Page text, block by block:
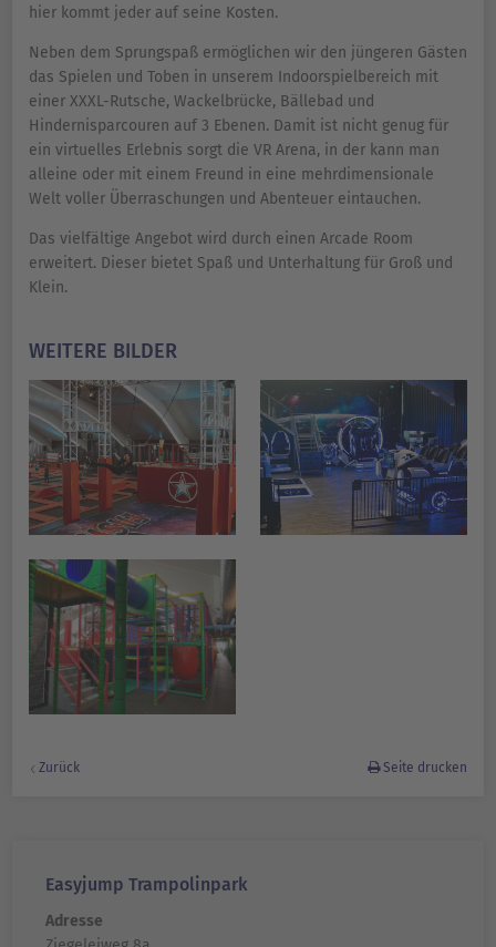
hier kommt jeder auf seine Kosten.
Neben dem Sprungspaß ermöglichen wir den jüngeren Gästen
das Spielen und Toben in unserem Indoorspielbereich mit
einer XXXL-Rutsche, Wackelbrücke, Bällebad und
Hindernisparcouren auf 3 Ebenen. Damit ist nicht genug für
ein virtuelles Erlebnis sorgt die VR Arena, in der kann man
alleine oder mit einem Freund in eine mehrdimensionale
Welt voller Überraschungen und Abenteuer eintauchen.
Das vielfältige Angebot wird durch einen Arcade Room
erweitert. Dieser bietet Spaß und Unterhaltung für Groß und
Klein.
WEITERE BILDER
Zurück Seite drucken
Easyjump Trampolinpark
Adresse